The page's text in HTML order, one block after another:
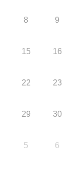
8 9
15 16
22 23
29 30
5 6